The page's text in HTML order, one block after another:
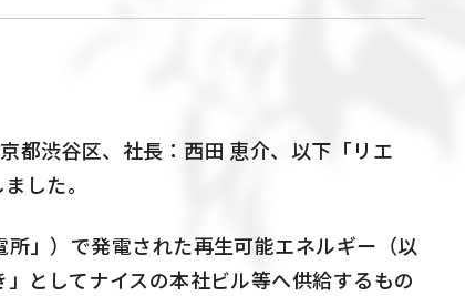
都渋谷区、社長：西田 恵介、以下「リエ
した。
」）で発電された再生可能エネルギー（以
としてナイスの本社ビル等へ供給するもの